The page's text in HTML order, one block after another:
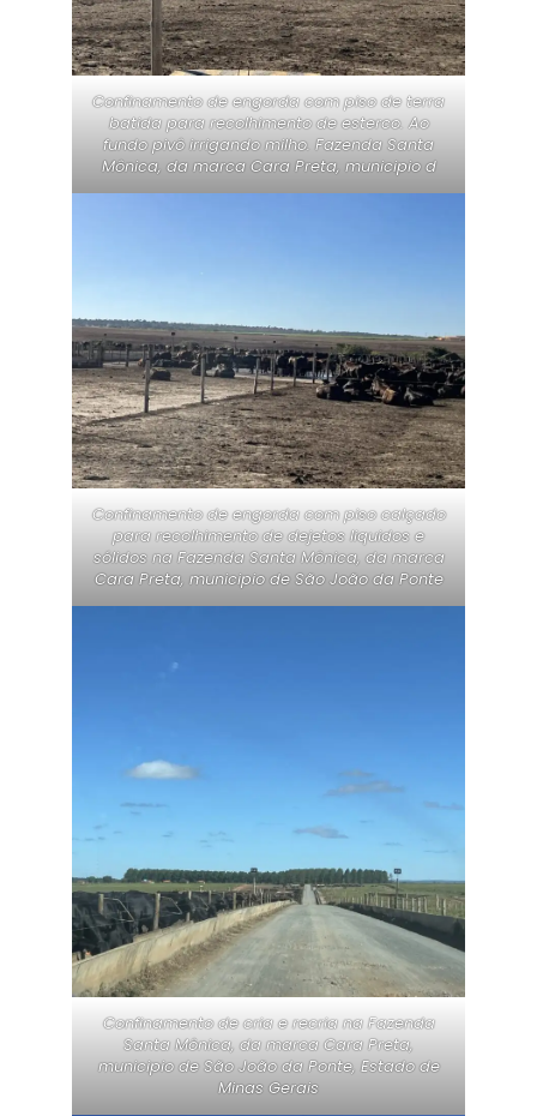
Confinamento de engorda com piso de terra
batida para recolhimento de esterco. Ao
fundo pivô irrigando milho. Fazenda Santa
Mônica, da marca Cara Preta, municipio d
Confinamento de engorda com piso calçado
para recolhimento de dejetos liquidos e
sólidos na Fazenda Santa Mônica, da marca
Cara Preta, municipio de São João da Ponte
Confinamento de cria e recria na Fazenda
Santa Mônica, da marca Cara Preta,
municipio de São João da Ponte, Estado de
Minas Gerais